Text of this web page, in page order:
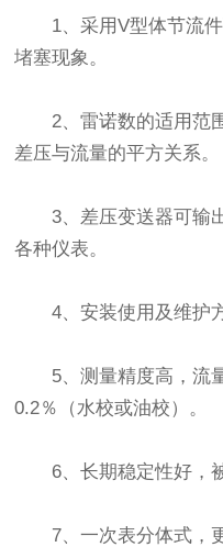
1、采用V型体节流件
堵塞现象。
2、雷诺数的适用范围
差压与流量的平方关系。
3、差压变送器可输出
各种仪表。
4、安装使用及维护方
5、测量精度高，流量
0.2％（水校或油校）。
6、长期稳定性好，被
7、一次表分体式，更